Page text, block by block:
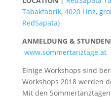
Tabakfabrik, 4020 Linz,
RedSapata)
ANMELDUNG &
www.sommertanztage.at
Einige Workshops sind
Workshops 2018 werden
Mit den